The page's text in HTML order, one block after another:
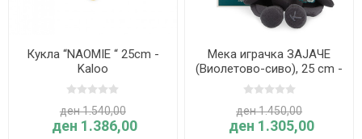
Кукла “NAOMIE “ 25cm -
Kaloo
ден 1.540,00
ден 1.386,00
Мека играчка ЗАЈАЧЕ
(Виолетово-сиво), 25 cm -
Kaloo
ден 1.450,00
ден 1.305,00